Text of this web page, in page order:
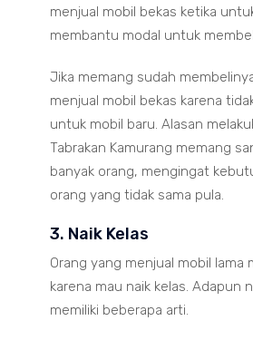
menjual mobil bekas ketika
membantu modal untuk
Jika memang sudah
menjual mobil bekas karena
untuk mobil baru. Alasan
Tabrakan Kamurang memang
banyak orang, mengingat
orang yang tidak sama pula.
3. Naik Kelas
Orang yang menjual mobil lama
karena mau naik kelas. Adapun
memiliki beberapa arti.